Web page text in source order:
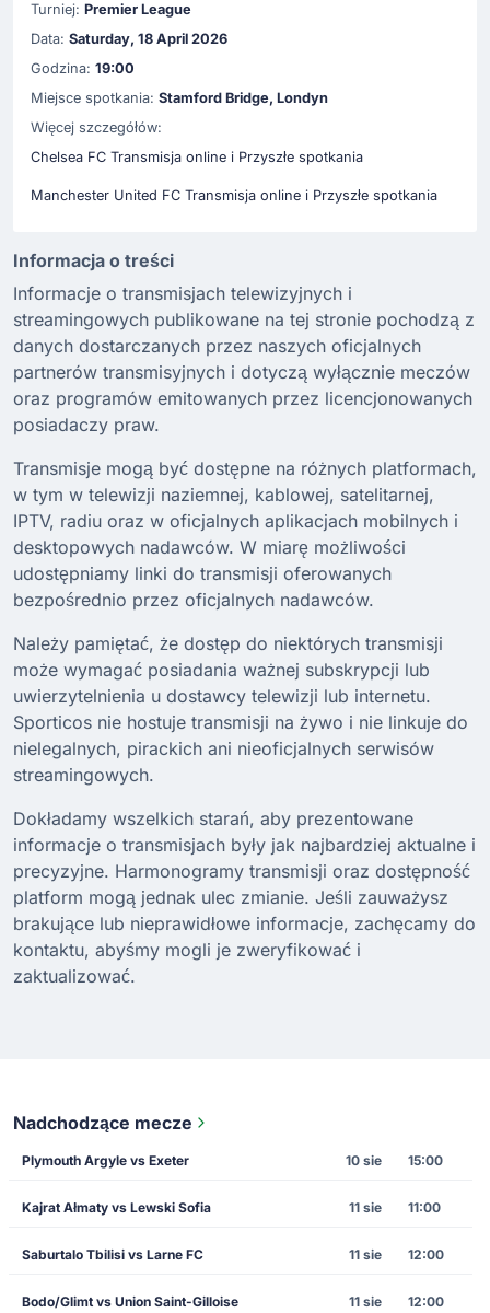
Turniej: Premier League
Data: Saturday, 18 April 2026
Godzina: 19:00
Miejsce spotkania: Stamford Bridge, Londyn
Więcej szczegółów:
Chelsea FC Transmisja online i Przyszłe spotkania
Manchester United FC Transmisja online i Przyszłe spotkania
Informacja o treści
Informacje o transmisjach telewizyjnych i
streamingowych publikowane na tej stronie pochodzą z
danych dostarczanych przez naszych oficjalnych
partnerów transmisyjnych i dotyczą wyłącznie meczów
oraz programów emitowanych przez licencjonowanych
posiadaczy praw.
Transmisje mogą być dostępne na różnych platformach,
w tym w telewizji naziemnej, kablowej, satelitarnej,
IPTV, radiu oraz w oficjalnych aplikacjach mobilnych i
desktopowych nadawców. W miarę możliwości
udostępniamy linki do transmisji oferowanych
bezpośrednio przez oficjalnych nadawców.
Należy pamiętać, że dostęp do niektórych transmisji
może wymagać posiadania ważnej subskrypcji lub
uwierzytelnienia u dostawcy telewizji lub internetu.
Sporticos nie hostuje transmisji na żywo i nie linkuje do
nielegalnych, pirackich ani nieoficjalnych serwisów
streamingowych.
Dokładamy wszelkich starań, aby prezentowane
informacje o transmisjach były jak najbardziej aktualne i
precyzyjne. Harmonogramy transmisji oraz dostępność
platform mogą jednak ulec zmianie. Jeśli zauważysz
brakujące lub nieprawidłowe informacje, zachęcamy do
kontaktu, abyśmy mogli je zweryfikować i
zaktualizować.
Nadchodzące mecze
Plymouth Argyle vs Exeter 10 sie 15:00
Kajrat Ałmaty vs Lewski Sofia 11 sie 11:00
Saburtalo Tbilisi vs Larne FC 11 sie 12:00
Bodo/Glimt vs Union Saint-Gilloise 11 sie 12:00